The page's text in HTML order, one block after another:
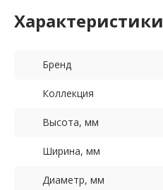
Характеристики
Бренд
Коллекция
Высота, мм
Ширина, мм
Диаметр, мм